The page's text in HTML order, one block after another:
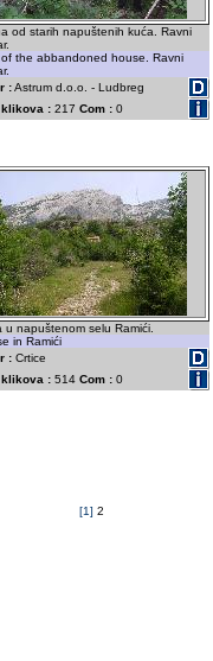
od starih napuštenih kuća. Ravni
the abbandoned house. Ravni
:Astrum d.o.o. - Ludbreg
: 217 Com : 0
u napuštenom selu Ramići.
in Ramići
: Crtice
: 514 Com : 0
[1] 2